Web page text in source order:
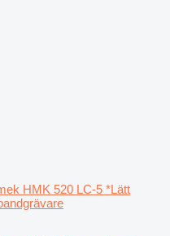
HMK 520 LC-5 *Lätt